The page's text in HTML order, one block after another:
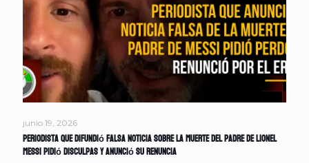
junio 19, 2026
Periodista que difundió falsa noticia sobre la muerte del padre de Lionel
Messi pidió disculpas y anunció su renuncia